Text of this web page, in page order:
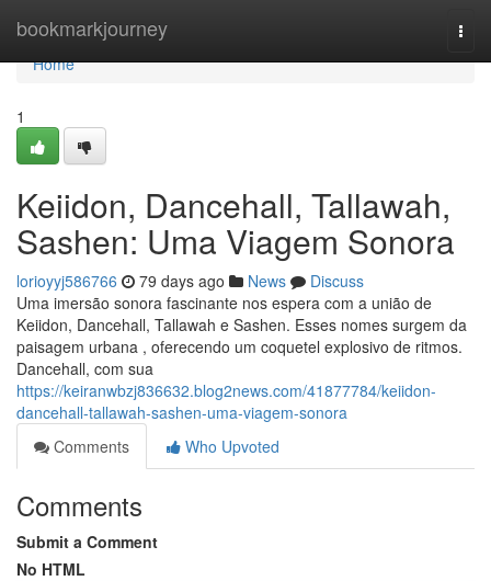
bookmarkjourney
Home
Home
1
Keiidon, Dancehall, Tallawah,
Sashen: Uma Viagem Sonora
lorioyyj586766 79 days ago News
Discuss
Uma imersão sonora fascinante nos espera com a união de
Keiidon, Dancehall, Tallawah e Sashen. Esses nomes surgem da
paisagem urbana , oferecendo um coquetel explosivo de ritmos.
Dancehall, com sua
https://keiranwbzj836632.blog2news.com/41877784/keiidon-
dancehall-tallawah-sashen-uma-viagem-sonora
Comments
Who Upvoted
Comments
Submit a Comment
No HTML